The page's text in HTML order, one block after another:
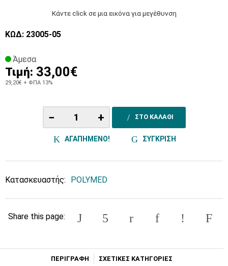
Κάντε click σε μια εικόνα για μεγέθυνση
ΚΩΔ: 23005-05
Άμεσα
Τιμή: 33,00€
29,20€ + ΦΠΑ 13%
− + ΣΤΟ ΚΑΛΑΘΙ
ΑΓΑΠΗΜΕΝΟ! ΣΥΓΚΡΙΣΗ
Κατασκευαστής: POLYMED
Share this page:
ΠΕΡΙΓΡΑΦΗ ΣΧΕΤΙΚΕΣ ΚΑΤΗΓΟΡΙΕΣ